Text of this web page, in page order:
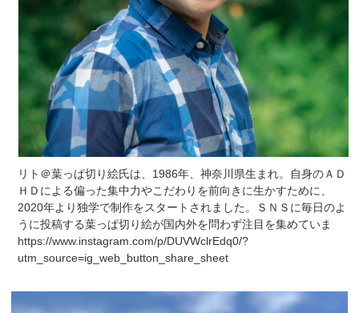
リト＠葉っぱ切り絵氏は、1986年、神奈川県生まれ。自身のＡＤ
ＨＤによる偏った集中力やこだわりを前向きに生かすために、
2020年より独学で制作をスタートされました。​ＳＮＳに毎日のよ
うに投稿する葉っぱ切り絵が国内外を問わず注目を集めていま
https://www.instagram.com/p/DUVWclrEdq0/?
utm_source=ig_web_button_share_sheet